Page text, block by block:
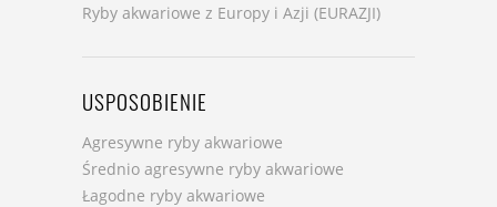
Ryby akwariowe z Europy i Azji (EURAZJI)
USPOSOBIENIE
Agresywne ryby akwariowe
Średnio agresywne ryby akwariowe
Łagodne ryby akwariowe